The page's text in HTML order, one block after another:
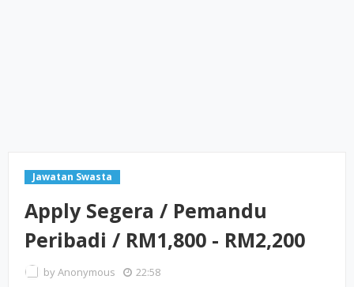
Jawatan Swasta
Apply Segera / Pemandu
Peribadi / RM1,800 - RM2,200
byAnonymous 22:58